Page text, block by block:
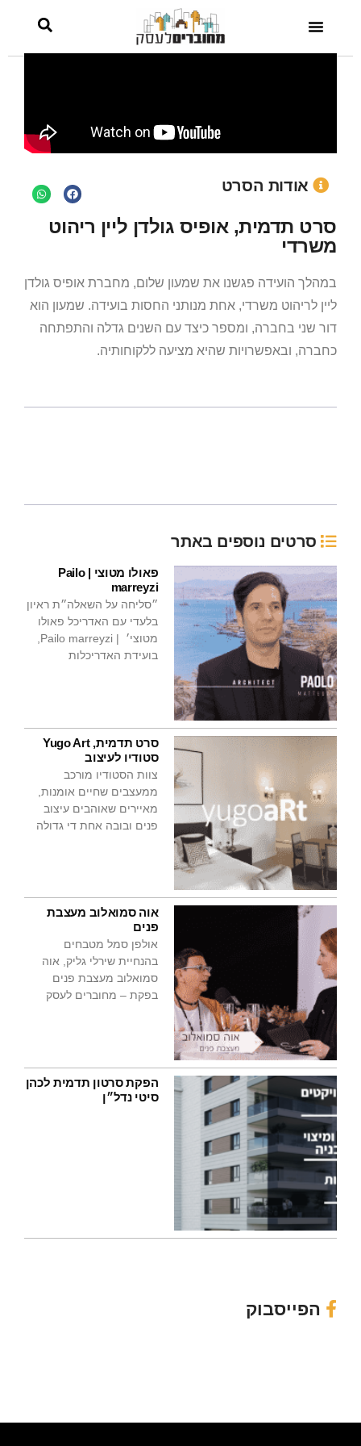
אודות הסרט
סרט תדמית, אופיס גולדן ליין ריהוט
משרדי
במהלך הועידה פגשנו את שמעון שלום, מחברת אופיס גולדן
ליין לריהוט משרדי, אחת מנותני החסות בועידה. שמעון הוא
דור שני בחברה, ומספר כיצד עם השנים גדלה והתפתחה
כחברה, ובאפשרויות שהיא מציעה ללקוחותיה.
סרטים נוספים באתר
פאולו מטוצי | Pailo
marreyzi
״סליחה על השאלה״ת ראיון
בלעדי עם האדריכל פאולו
בועידת האדריכלות
סרט תדמית, Yugo Art
סטודיו לעיצוב
צוות הסטודיו מורכב
ממעצבים שחיים אומנות,
מאיירים שאוהבים עיצוב
פנים ובובה אחת די גדולה
אוה סמואלוב מעצבת
פנים
אולפן סמל מטבחים
בהנחיית שירלי גליק, אוה
סמואלוב מעצבת פנים
בפקת – מחוברים לעסק
הפקת סרטון תדמית לכהן
סיטי נדל״ן
הפייסבוק